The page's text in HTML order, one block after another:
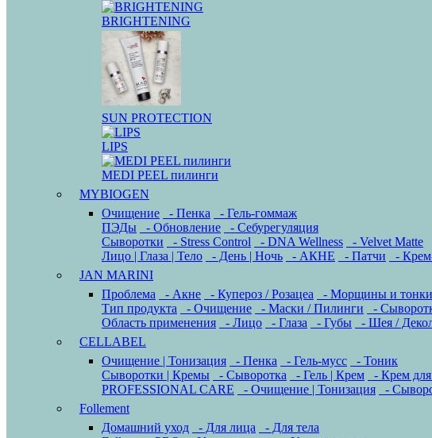
BRIGHTENING
SUN PROTECTION
LIPS
MEDI PEEL пилинги
MYBIOGEN
Очищение
- Пенка
- Гель-гоммаж
ПЭДы
- Обновление
- Себурегуляция
Сыворотки
- Stress Control - DNA Wellness
- Velvet Matte
Лицо | Глаза | Тело
- День | Ночь - АКНЕ - Патчи
-
JAN MARINI
Проблема
- Акне - Купероз / Розацеа - Морщины и
Тип продукта
- Очищение - Маски / Пилинги -
Область применения
- Лицо - Глаза - Губы - Шея /
CELLABEL
Очищение | Тонизация
- Пенка - Гель-мусс
- Тоник
Сыворотки | Кремы
- Сыворотка - Гель | Крем
- Крем для
PROFESSIONAL CARE
- Очищение | Тонизация -
Follement
Домашний уход
- Для лица
- Для тела